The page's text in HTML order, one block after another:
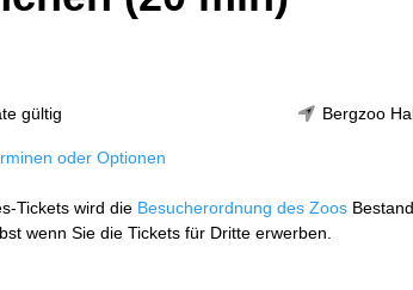
gültig Bergzoo
oder Optionen
Tickets wird die Besucherordnung des Zoos
wenn Sie die Tickets für Dritte erwerben.